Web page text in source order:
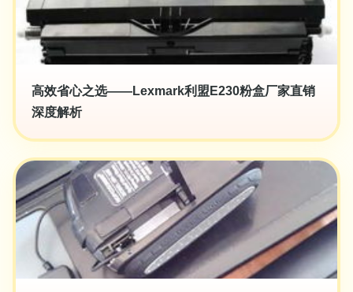
高效省心之选——Lexmark利盟E230粉盒厂家直销
深度解析